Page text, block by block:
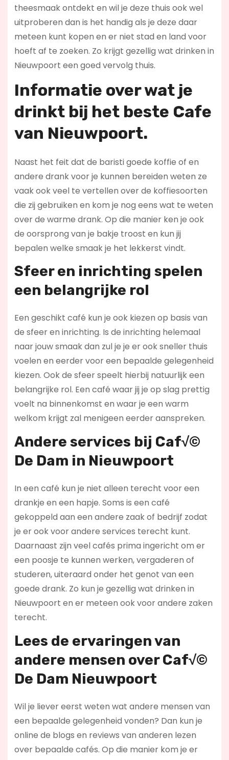
theesmaak ontdekt en wil je deze thuis ook wel
uitproberen dan is het handig als je deze daar
meteen kunt kopen en er niet stad en land voor
hoeft af te zoeken. Zo krijgt gezellig wat drinken in
Nieuwpoort een goed vervolg thuis.
Informatie over wat je
drinkt bij het beste Cafe
van Nieuwpoort.
Naast het feit dat de baristi goede koffie of en
andere drank voor je kunnen bereiden weten ze
vaak ook veel te vertellen over de koffiesoorten
die zij gebruiken en kom je nog eens wat te weten
over de warme drank. Op die manier ken je ook
de oorsprong van je bakje troost en kun jij
bepalen welke smaak je het lekkerst vindt.
Sfeer en inrichting spelen
een belangrijke rol
Een geschikt café kun je ook kiezen op basis van
de sfeer en inrichting. Is de inrichting helemaal
naar jouw smaak dan zul je je er ook sneller thuis
voelen en eerder voor een bepaalde gelegenheid
kiezen. Ook de sfeer speelt hierbij natuurlijk een
belangrijke rol. Een café waar jij je op slag prettig
voelt na binnenkomst en waar je een warm
welkom krijgt zal menigeen eerder aanspreken.
Andere services bij Caf√©
De Dam in Nieuwpoort
In een café kun je niet alleen terecht voor een
drankje en een hapje. Soms is een café
gekoppeld aan een andere zaak of bedrijf zodat
je er ook voor andere services terecht kunt.
Daarnaast zijn veel cafés prima ingericht om er
een poosje te kunnen werken, vergaderen of
studeren, uiteraard onder het genot van een
goede drank. Zo kun je gezellig wat drinken in
Nieuwpoort en er meteen ook voor andere zaken
terecht.
Lees de ervaringen van
andere mensen over Caf√©
De Dam Nieuwpoort
Wil je liever eerst weten wat andere mensen van
een bepaalde gelegenheid vonden? Dan kun je
online de blogs en reviews van anderen lezen
over bepaalde cafés. Op die manier kom je er